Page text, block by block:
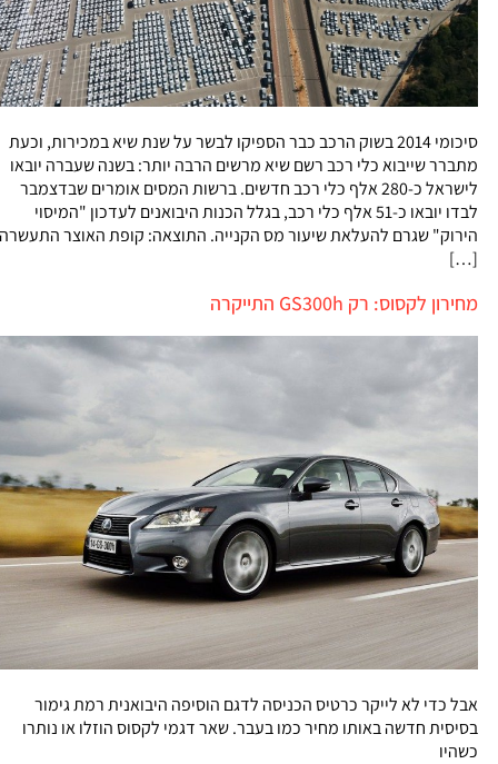
סיכומי 2014 בשוק הרכב כבר הספיקו לבשר על שנת שיא במכירות, וכעת
מתברר שייבוא כלי רכב רשם שיא מרשים הרבה יותר: בשנה שעברה יובאו
לישראל כ-280 אלף כלי רכב חדשים. ברשות המסים אומרים שבדצמבר
לבדו יובאו כ-51 אלף כלי רכב, בגלל הכנות היבואנים לעדכון "המיסוי
הירוק" שגרם להעלאת שיעור מס הקנייה. התוצאה: קופת האוצר התעשרה
[…]
מחירון לקסוס: רק GS300h התייקרה
אבל כדי לא לייקר כרטיס הכניסה לדגם הוסיפה היבואנית רמת גימור
בסיסית חדשה באותו מחיר כמו בעבר. שאר דגמי לקסוס הוזלו או נותרו
כשהיו